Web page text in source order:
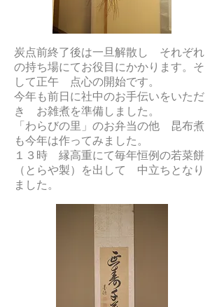
炭点前終了後は一旦解散し それぞれ
の持ち場にてお役目にかかります。そ
して正午 点心の開始です。
今年も前日に社中のお手伝いをいただ
き お雑煮を準備しました。
「わらびの里」のお弁当の他 昆布煮
も今年は作ってみました。
１３時 縁高重にて毎年恒例の若菜餅
（とらや製）を出して 中立ちとなり
ました。